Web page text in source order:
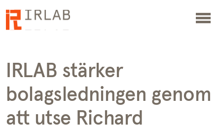
IRLAB stärker
bolagsledningen genom
att utse Richard